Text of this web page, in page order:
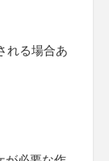
れる場合あ